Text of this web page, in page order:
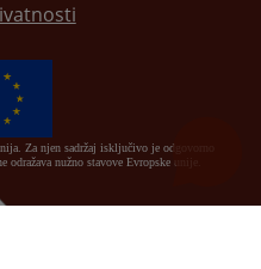
Za njen sadržaj isključivo je odgovorno
nužno stavove Evropske unije.